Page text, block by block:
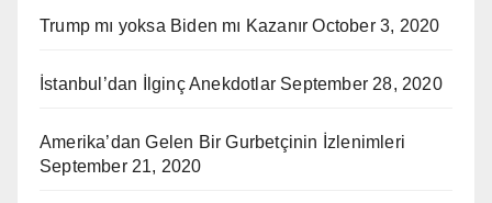
Trump mı yoksa Biden mı Kazanır October 3, 2020
İstanbul’dan İlginç Anekdotlar September 28, 2020
Amerika’dan Gelen Bir Gurbetçinin İzlenimleri
September 21, 2020